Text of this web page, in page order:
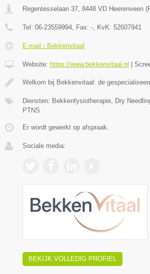
Regentesselaan 37 8448 VD Heerenveen (
Tel: 06-23559994 , Fax: - , KvK: 52607941
E-mail › Bekkenvitaal
Website: https://www.bekkenvitaal.nl
Welkom bij Bekkenvitaal: de
Diensten: Bekkenfysiotherapie, Dry
PTNS
Er wordt gewerkt op afspraak.
Sociale media:
BEKIJK VOLLEDIG PROFIEL